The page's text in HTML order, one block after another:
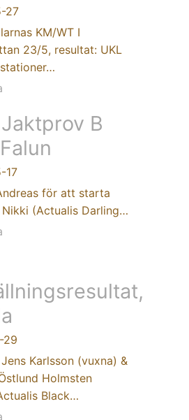
27
KM/WT I
23/5, resultat: UKL
B
17
för att starta
(Actualis Darling…
29
Karlsson (vuxna) &
Holmsten
Black…